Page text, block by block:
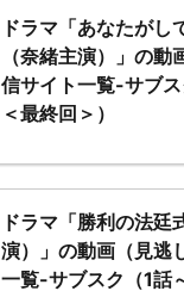
ドラマ「あなたがし
（奈緒主演）」の
信サイト一覧-サブ
＜最終回＞）
ドラマ「勝利の法廷
演）」の動画（見逃
一覧-サブスク（1話